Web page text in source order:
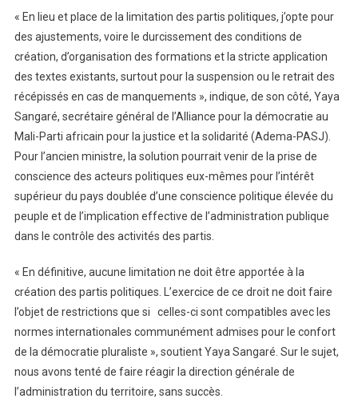
« En lieu et place de la limitation des partis politiques, j’opte pour
des ajustements, voire le durcissement des conditions de
création, d’organisation des formations et la stricte application
des textes existants, surtout pour la suspension ou le retrait des
récépissés en cas de manquements », indique, de son côté, Yaya
Sangaré, secrétaire général de l’Alliance pour la démocratie au
Mali-Parti africain pour la justice et la solidarité (Adema-PASJ).
Pour l’ancien ministre, la solution pourrait venir de la prise de
conscience des acteurs politiques eux-mêmes pour l’intérêt
supérieur du pays doublée d’une conscience politique élevée du
peuple et de l’implication effective de l’administration publique
dans le contrôle des activités des partis.
« En définitive, aucune limitation ne doit être apportée à la
création des partis politiques. L’exercice de ce droit ne doit faire
l’objet de restrictions que si celles-ci sont compatibles avec les
normes internationales communément admises pour le confort
de la démocratie pluraliste », soutient Yaya Sangaré. Sur le sujet,
nous avons tenté de faire réagir la direction générale de
l’administration du territoire, sans succès.